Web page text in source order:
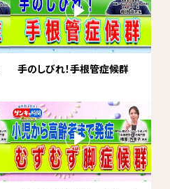
手のしびれ！手根管症候群